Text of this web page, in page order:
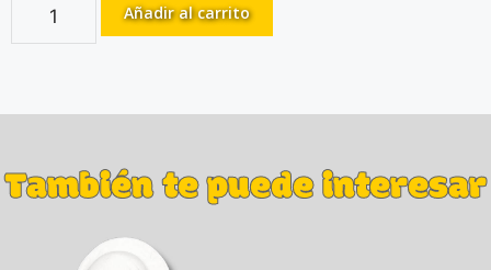
Añadir al carrito
También te puede interesar